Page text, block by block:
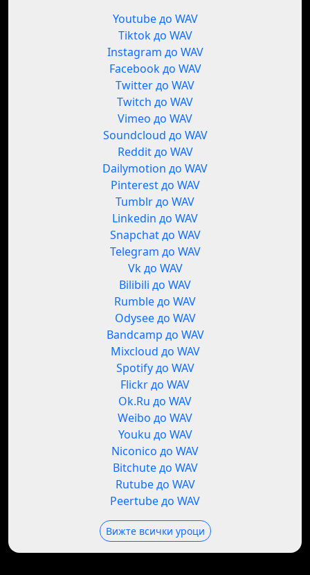
Youtube до WAV
Tiktok до WAV
Instagram до WAV
Facebook до WAV
Twitter до WAV
Twitch до WAV
Vimeo до WAV
Soundcloud до WAV
Reddit до WAV
Dailymotion до WAV
Pinterest до WAV
Tumblr до WAV
Linkedin до WAV
Snapchat до WAV
Telegram до WAV
Vk до WAV
Bilibili до WAV
Rumble до WAV
Odysee до WAV
Bandcamp до WAV
Mixcloud до WAV
Spotify до WAV
Flickr до WAV
Ok.Ru до WAV
Weibo до WAV
Youku до WAV
Niconico до WAV
Bitchute до WAV
Rutube до WAV
Peertube до WAV
Вижте всички уроци